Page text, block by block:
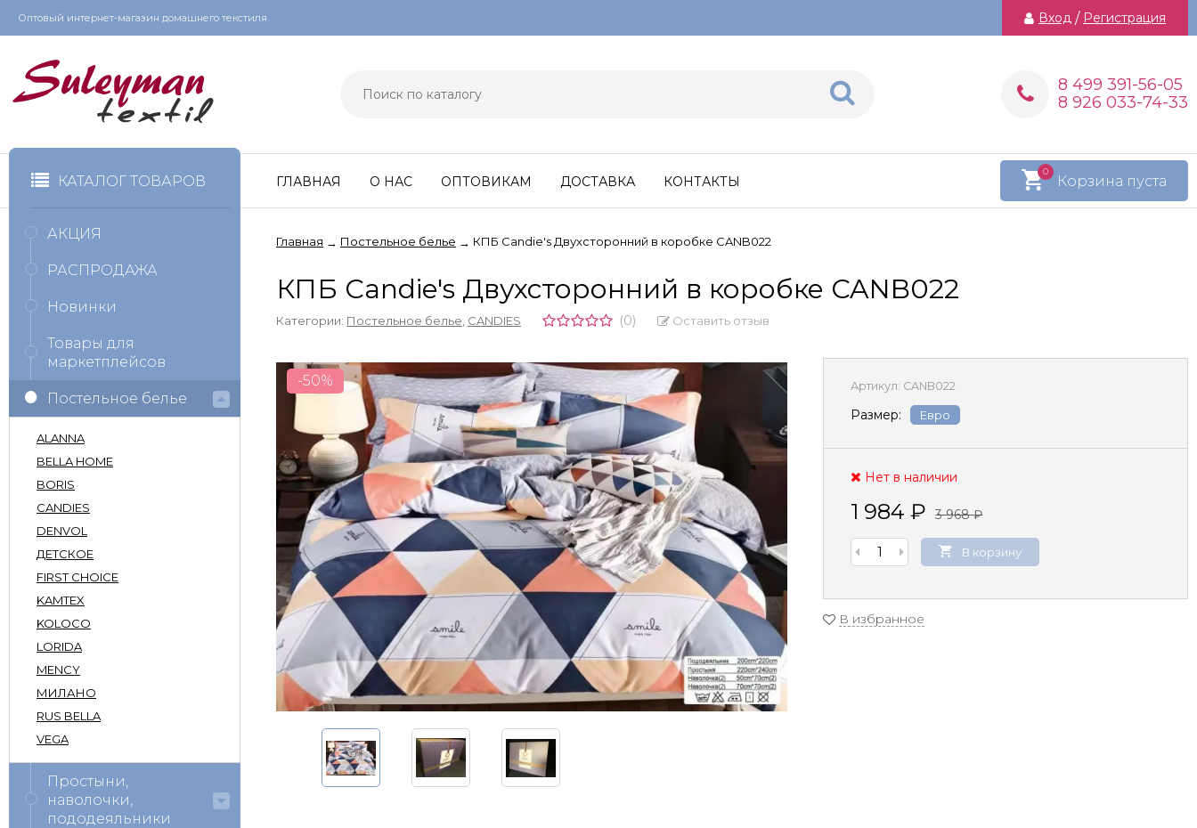
Оптовый интернет-магазин домашнего текстиля Вход / Регистрация
8 499 391-56-05
8 926 033-74-33
КАТАЛОГ ТОВАРОВ Корзина пуста
0
ГЛАВНАЯ О НАС ОПТОВИКАМ ДОСТАВКА КОНТАКТЫ
Главная → Постельное белье → КПБ Candie's Двухсторонний в коробке CANB022
КПБ Candie's Двухсторонний в коробке CANB022
Категории: Постельное белье CANDIES (0) Оставить отзыв
-50% Артикул: CANB022
Размер: Евро
Нет в наличии
1 984₽ 3 968₽
В корзину
В избранное
АКЦИЯ
РАСПРОДАЖА
Новинки
Товары для
маркетплейсов
Постельное белье
ALANNA
BELLA HOME
BORIS
CANDIES
DENVOL
ДЕТСКОЕ
FIRST CHOICE
KAMTEX
KOLOCO
LORIDA
MENCY
МИЛАНО
RUS BELLA
VEGA
Простыни,
наволочки,
пододеяльники